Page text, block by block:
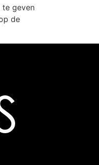
te geven
de